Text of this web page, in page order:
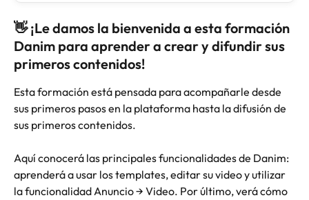
👋 ¡Le damos la bienvenida a esta formación
Danim para aprender a crear y difundir sus
primeros contenidos!
Esta formación está pensada para acompañarle desde
sus primeros pasos en la plataforma hasta la difusión de
sus primeros contenidos.
Aquí conocerá las principales funcionalidades de Danim:
aprenderá a usar los templates, editar su video y utilizar
la funcionalidad Anuncio → Video. Por último, verá cómo